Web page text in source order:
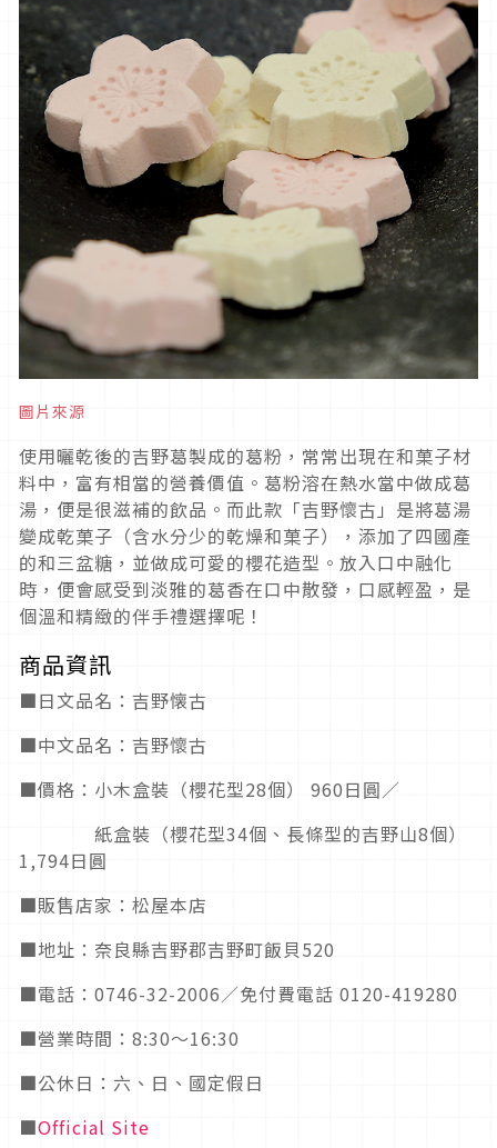
圖片來源
使用曬乾後的吉野葛製成的葛粉，常常出現在和菓子材
料中，富有相當的營養價值。葛粉溶在熱水當中做成葛
湯，便是很滋補的飲品。而此款「吉野懷古」是將葛湯
變成乾菓子（含水分少的乾燥和菓子），添加了四國產
的和三盆糖，並做成可愛的櫻花造型。放入口中融化
時，便會感受到淡雅的葛香在口中散發，口感輕盈，是
個溫和精緻的伴手禮選擇呢！
商品資訊
■日文品名：吉野懐古
■中文品名：吉野懷古
■價格：小木盒裝（櫻花型28個） 960日圓／
紙盒裝（櫻花型34個、長條型的吉野山8個）
1,794日圓
■販售店家：松屋本店
■地址：奈良縣吉野郡吉野町飯貝520
■電話：0746-32-2006／免付費電話 0120-419280
■營業時間：8:30～16:30
■公休日：六、日、國定假日
■Official Site